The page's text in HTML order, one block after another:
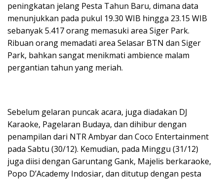
peningkatan jelang Pesta Tahun Baru, dimana data
menunjukkan pada pukul 19.30 WIB hingga 23.15 WIB
sebanyak 5.417 orang memasuki area Siger Park.
Ribuan orang memadati area Selasar BTN dan Siger
Park, bahkan sangat menikmati ambience malam
pergantian tahun yang meriah.
Sebelum gelaran puncak acara, juga diadakan DJ
Karaoke, Pagelaran Budaya, dan dihibur dengan
penampilan dari NTR Ambyar dan Coco Entertainment
pada Sabtu (30/12). Kemudian, pada Minggu (31/12)
juga diisi dengan Garuntang Gank, Majelis berkaraoke,
Popo D’Academy Indosiar, dan ditutup dengan pesta